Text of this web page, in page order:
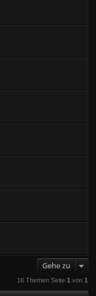
Gehe zu
16 Themen Seite 1 von 1